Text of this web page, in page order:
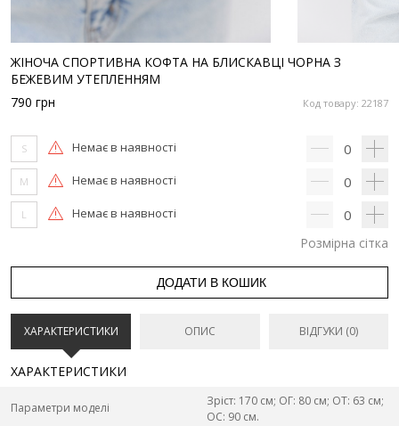
ЖІНОЧА СПОРТИВНА КОФТА НА БЛИСКАВЦІ ЧОРНА З
БЕЖЕВИМ УТЕПЛЕННЯМ
Код товару: 22187
790 грн
S Немає в наявності 0
M Немає в наявності 0
L Немає в наявності 0
Розмірна сітка
ДОДАТИ В КОШИК
ХАРАКТЕРИСТИКИ ОПИС ВІДГУКИ (0)
ХАРАКТЕРИСТИКИ
Параметри моделі
Зріст: 170 см; ОГ: 80 см; ОТ: 63 см;
ОС: 90 см.